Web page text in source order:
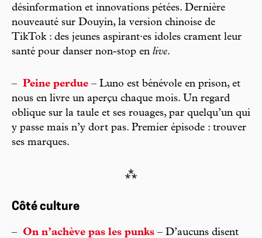
désinformation et innovations pétées. Dernière
nouveauté sur Douyin, la version chinoise de
TikTok : des jeunes aspirant·es idoles crament leur
santé pour danser non-stop en live.
– Peine perdue – Luno est bénévole en prison, et
nous en livre un aperçu chaque mois. Un regard
oblique sur la taule et ses rouages, par quelqu’un qui
y passe mais n’y dort pas. Premier épisode : trouver
ses marques.
⁂
Côté culture
– On n’achève pas les punks – D’aucuns disent